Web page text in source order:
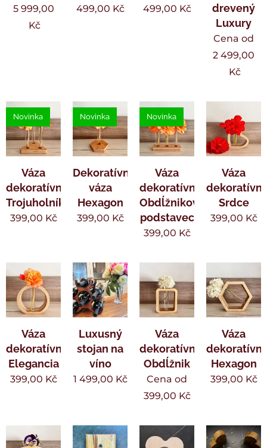
5 999,00
Kč
499,00 Kč 499,00 Kč
drevený
Luxury
Cena od
2 499,00
Kč
Váza
dekoratívny
Trojuholník
Novinka
399,00 Kč
Dekoratívna
váza
Hexagon
Novinka
399,00 Kč
Váza
dekoratívny
Obdĺžnikový
podstavec
Novinka
399,00 Kč
Váza
Srdce
399,00 Kč
Váza
dekoratívna
Elegancia
399,00 Kč
Luxusný
stojan na
víno
1 499,00 Kč
Váza
dekoratívne
Obdĺžnik
Cena od
399,00 Kč
Váza
Hexagon
399,00 Kč